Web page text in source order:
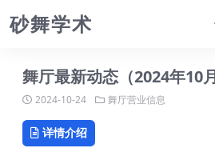
砂舞学术
舞厅最新动态（2024年10
2024-10-24 舞厅营业信息
详情介绍